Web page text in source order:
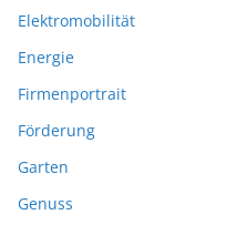
Elektromobilität
Energie
Firmenportrait
Förderung
Garten
Genuss